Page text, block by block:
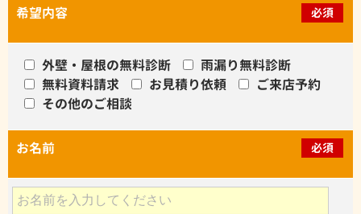
希望内容 必須
外壁・屋根の無料診断
雨漏り無料診断
無料資料請求
お見積り依頼
ご来店予約
その他のご相談
お名前 必須